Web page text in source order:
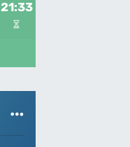
21:33